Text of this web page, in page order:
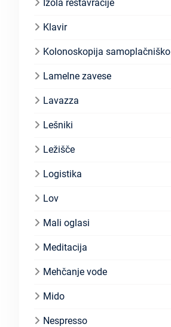
Izola restavracije
Klavir
Kolonoskopija samoplačniško
Lamelne zavese
Lavazza
Lešniki
Ležišče
Logistika
Lov
Mali oglasi
Meditacija
Mehčanje vode
Mido
Nespresso